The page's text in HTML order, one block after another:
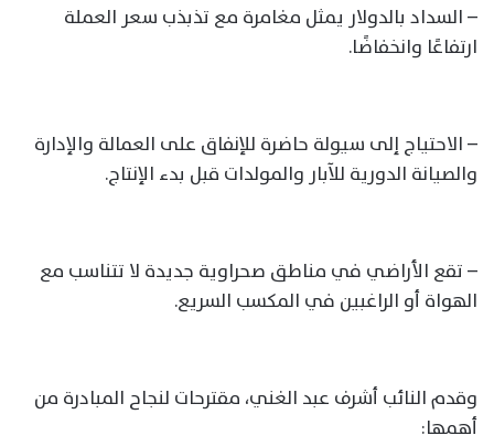
– السداد بالدولار يمثل مغامرة مع تذبذب سعر العملة
ارتفاعًا وانخفاضًا.
– الاحتياج إلى سيولة حاضرة للإنفاق على العمالة والإدارة
والصيانة الدورية للآبار والمولدات قبل بدء الإنتاج.
– تقع الأراضي في مناطق صحراوية جديدة لا تتناسب مع
الهواة أو الراغبين في المكسب السريع.
وقدم النائب أشرف عبد الغني، مقترحات لنجاح المبادرة من
أهمها: